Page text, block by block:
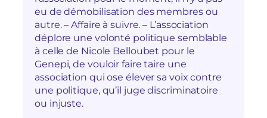
eu de démobilisation des membres ou
autre. – Affaire à suivre. – L’association
déplore une volonté politique semblable
à celle de Nicole Belloubet pour le
Genepi, de vouloir faire taire une
association qui ose élever sa voix contre
une politique, qu’il juge discriminatoire
ou injuste.